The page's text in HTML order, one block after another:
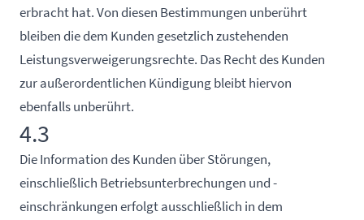
erbracht hat. Von diesen Bestimmungen unberührt
bleiben die dem Kunden gesetzlich zustehenden
Leistungsverweigerungsrechte. Das Recht des Kunden
zur außerordentlichen Kündigung bleibt hiervon
ebenfalls unberührt.
4.3
Die Information des Kunden über Störungen,
einschließlich Betriebsunterbrechungen und -
einschränkungen erfolgt ausschließlich in dem